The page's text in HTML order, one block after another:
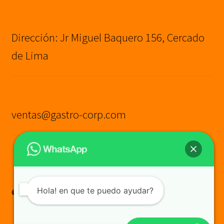
Dirección: Jr Miguel Baquero 156, Cercado
de Lima
ventas@gastro-corp.com
© GASTRO CORP SAC
Construido con WooCommerce.
Hola! en que te puedo ayudar?